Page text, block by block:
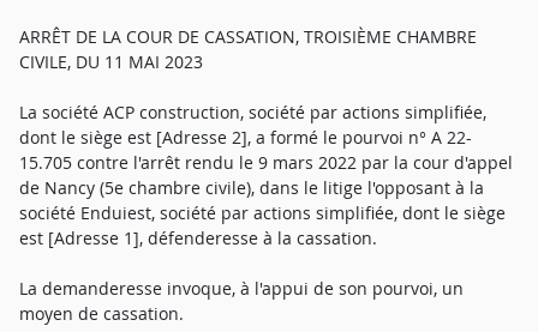
ARRÊT DE LA COUR DE CASSATION, TROISIÈME CHAMBRE
CIVILE, DU 11 MAI 2023
La société ACP construction, société par actions simplifiée,
dont le siège est [Adresse 2], a formé le pourvoi n° A 22-
15.705 contre l'arrêt rendu le 9 mars 2022 par la cour d'appel
de Nancy (5e chambre civile), dans le litige l'opposant à la
société Enduiest, société par actions simplifiée, dont le siège
est [Adresse 1], défenderesse à la cassation.
La demanderesse invoque, à l'appui de son pourvoi, un
moyen de cassation.